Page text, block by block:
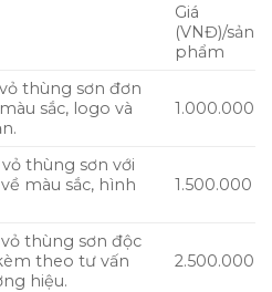
Giá
(VNĐ)/sản
phẩm
thùng sơn đơn
sắc, logo và
1.000.000
thùng sơn với
màu sắc, hình
1.500.000
thùng sơn độc
theo tư vấn
hiệu.
2.500.000